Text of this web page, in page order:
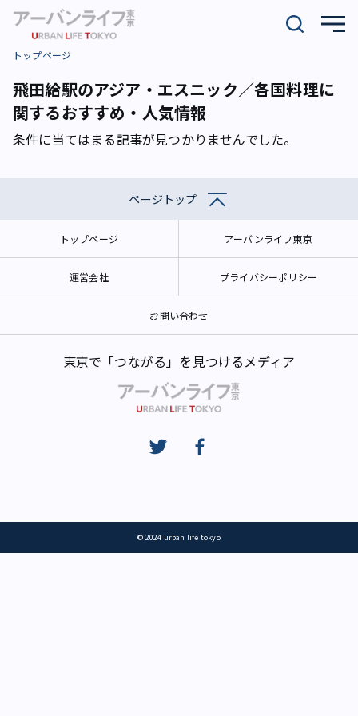
トップページ
飛田給駅のアジア・エスニック／各国料理に
関するおすすめ・人気情報
条件に当てはまる記事が見つかりませんでした。
ページトップ
トップページ アーバンライフ東京
運営会社 プライバシーポリシー
お問い合わせ
東京で「つながる」を見つけるメディア
© 2024 urban life tokyo